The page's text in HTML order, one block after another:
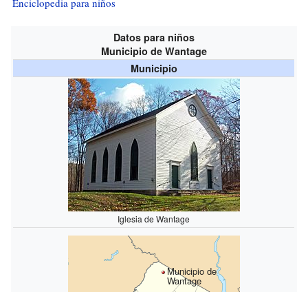
Enciclopedia para niños
Datos para niños
Municipio de Wantage
Municipio
Iglesia de Wantage
Municipio de
Wantage